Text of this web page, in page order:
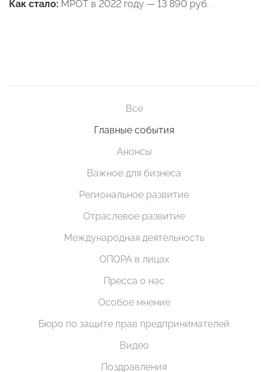
Как стало: МРОТ в 2022 году — 13 890 руб.
Все
Главные события
Анонсы
Важное для бизнеса
Региональное развитие
Отраслевое развитие
Международная деятельность
ОПОРА в лицах
Пресса о нас
Особое мнение
Бюро по защите прав предпринимателей
Видео
Поздравления